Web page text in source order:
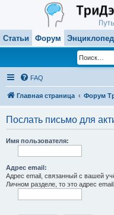
Статьи Форум
FAQ
Главная страница Форум
Послать письмо для
Имя пользователя:
Адрес email:
Адрес email, связанный с вашей
Личном разделе, то это адрес